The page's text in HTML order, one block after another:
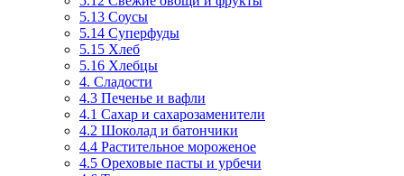
5.13 Соусы
5.14 Суперфуды
5.15 Хлеб
5.16 Хлебцы
4. Сладости
4.3 Печенье и вафли
4.1 Сахар и сахарозаменители
4.2 Шоколад и батончики
4.4 Растительное мороженое
4.5 Ореховые пасты и урбечи